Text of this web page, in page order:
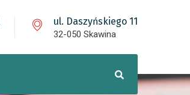
ul. Daszyńskiego 11
32-050 Skawina